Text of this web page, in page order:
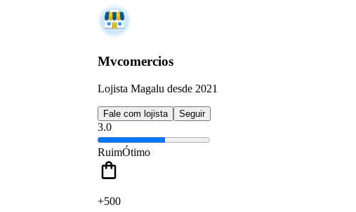
Mvcomercios
Lojista Magalu desde 2021
Fale com lojista Seguir
3.0
RuimÓtimo
+500